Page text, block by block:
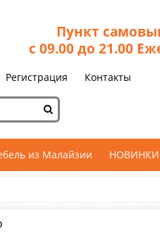
Пункт
с 09.00 до 21.00
Регистрация Контакты
из Малайзии НОВИНКИ